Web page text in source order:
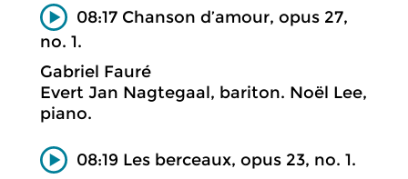
08:17 Chanson d’amour, opus 27,
no. 1.
Gabriel Fauré
Evert Jan Nagtegaal, bariton. Noël Lee,
piano.
08:19 Les berceaux, opus 23, no. 1.